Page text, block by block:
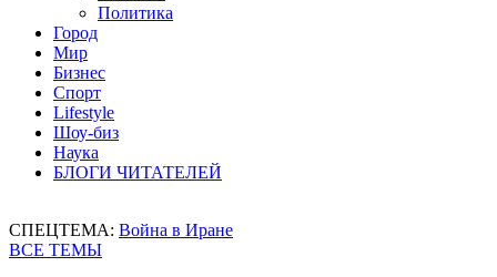
Политика
Город
Мир
Бизнес
Спорт
Lifestyle
Шоу-биз
Наука
БЛОГИ ЧИТАТЕЛЕЙ
СПЕЦТЕМА: Война в Иране
ВСЕ ТЕМЫ